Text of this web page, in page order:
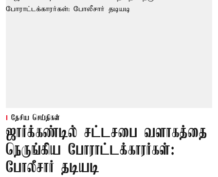
தேசிய செய்திகள்
ஜார்க்கண்டில் சட்டசபை வளாகத்தை
நெருங்கிய போராட்டக்காரர்கள்:
போலீசார் தடியடி